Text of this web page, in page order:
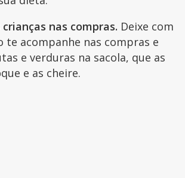
nas compras. Deixe com
te acompanhe nas compras e
e verduras na sacola, que as
e as cheire.